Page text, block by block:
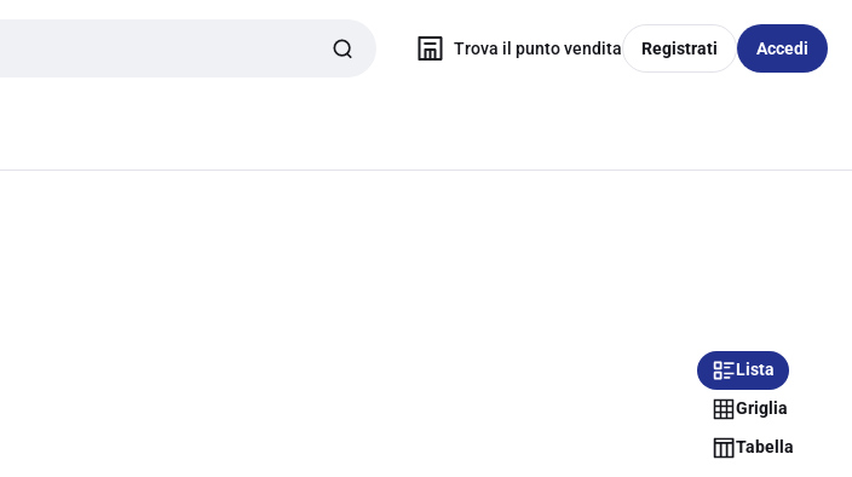
Trova il punto vendita Registrati Accedi
Lista
Griglia
Tabella